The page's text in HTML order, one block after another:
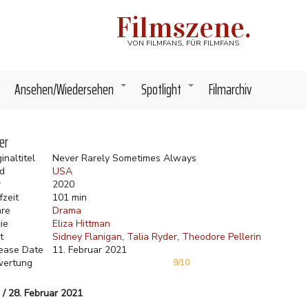
Filmszene.
VON FILMFANS, FÜR FILMFANS
+
Ansehen/Wiedersehen +
Spotlight Filmarchiv
Never Rarely Sometimes Always
USA
2020
101 min
Drama
Eliza Hittman
Sidney Flanigan Talia Ryder Theodore Pellerin
Date
11. Februar 2021
9/10
28. Februar 2021